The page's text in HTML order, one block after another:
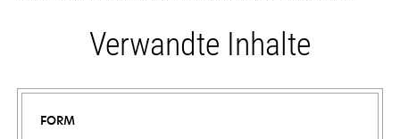
Verwandte Inhalte
FORM